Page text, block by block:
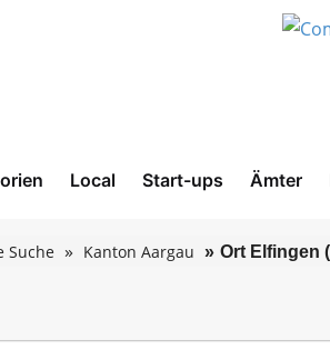
Local Start-ups Ämter
Suche Kanton Aargau Ort Elfingen